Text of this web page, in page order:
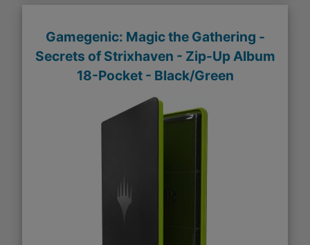
Gamegenic: Magic the Gathering -
Secrets of Strixhaven - Zip-Up Album
18-Pocket - Black/Green